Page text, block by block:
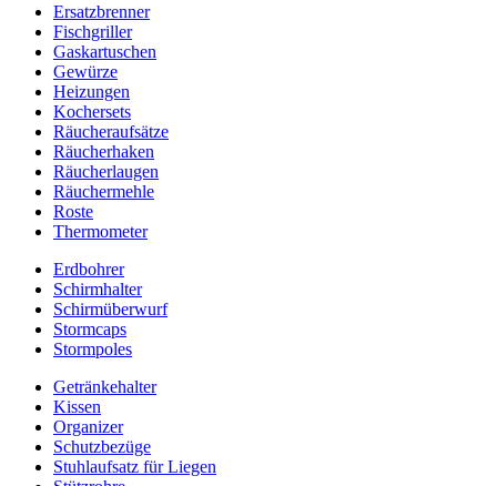
Ersatzbrenner
Fischgriller
Gaskartuschen
Gewürze
Heizungen
Kochersets
Räucheraufsätze
Räucherhaken
Räucherlaugen
Räuchermehle
Roste
Thermometer
Erdbohrer
Schirmhalter
Schirmüberwurf
Stormcaps
Stormpoles
Getränkehalter
Kissen
Organizer
Schutzbezüge
Stuhlaufsatz für Liegen